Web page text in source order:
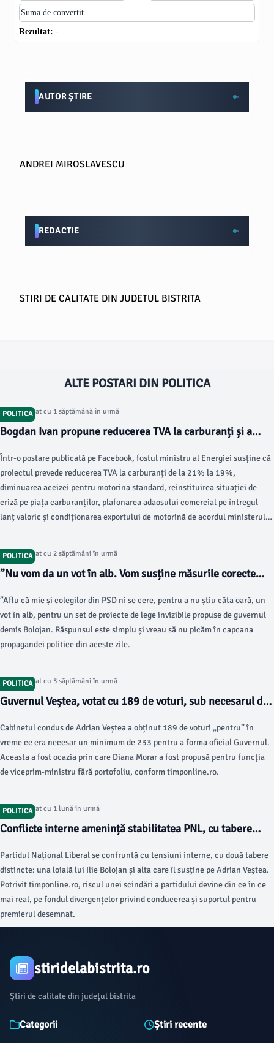
Rezultat: -
AUTOR ȘTIRE
ANDREI MIROSLAVESCU
REDACTIE
STIRI DE CALITATE DIN JUDETUL BISTRITA
ALTE POSTARI DIN POLITICA
POLITICA
Articol postat cu 1 săptămână în urmă
Bogdan Ivan propune reducerea TVA la carburanți și a
Într-o postare publicată pe Facebook, fostul ministru al Energiei susține că
proiectul prevede reducerea TVA la carburanți de la 21% la 19%,
diminuarea accizei pentru motorina standard, reinstituirea situației de
criză pe piața carburanților, plafonarea adaosului comercial pe întregul
lanț valoric și condiționarea exportului de motorină de acordul ministerului
POLITICA
Articol postat cu 2 săptămâni în urmă
”Nu vom da un vot în alb. Vom susține măsurile corecte
”Aflu că mie și colegilor din PSD ni se cere, pentru a nu știu câta oară, un
vot în alb, pentru un set de proiecte de lege invizibile propuse de guvernul
demis Bolojan. Răspunsul este simplu și vreau să nu picăm în capcana
propagandei politice din aceste zile.
POLITICA
Articol postat cu 3 săptămâni în urmă
Guvernul Veștea, votat cu 189 de voturi, sub necesarul de
Cabinetul condus de Adrian Veștea a obținut 189 de voturi „pentru” în
vreme ce era necesar un minimum de 233 pentru a forma oficial Guvernul.
Aceasta a fost ocazia prin care Diana Morar a fost propusă pentru funcția
de viceprim-ministru fără portofoliu, conform timponline.ro.
POLITICA
Articol postat cu 1 lună în urmă
Conflicte interne amenință stabilitatea PNL, cu tabere
Partidul Național Liberal se confruntă cu tensiuni interne, cu două tabere
distincte: una loială lui Ilie Bolojan și alta care îl susține pe Adrian Veștea.
Potrivit timponline.ro, riscul unei scindări a partidului devine din ce în ce
mai real, pe fondul divergențelor privind conducerea și suportul pentru
premierul desemnat.
stiridelabistrita.ro
Știri de calitate din județul bistrita
Categorii Știri recente